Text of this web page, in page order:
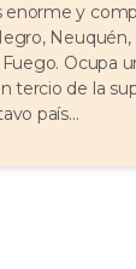
enorme y
Neuquén,
Fuego. Ocupa
tercio de la
país...